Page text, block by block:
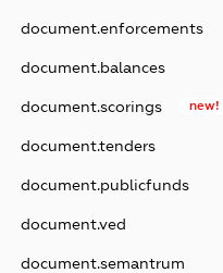
document.enforcements
document.balances
document.scorings new!
document.tenders
document.publicfunds
document.ved
document.semantrum